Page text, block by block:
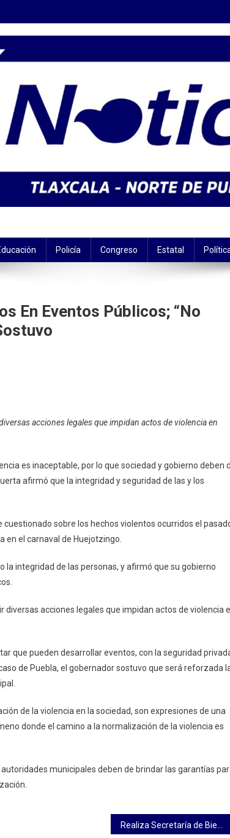
Policía Congreso Estatal
En Eventos Públicos; “no
acciones legales que impidan actos de violencia en
es inaceptable, por lo que sociedad y gobierno deben
afirmó que la integridad y seguridad de las y los
sobre los hechos violentos ocurridos el
en el carnaval de Huejotzingo.
la integridad de las personas, y afirmó que su gobierno
acciones legales que impidan actos de violencia
que pueden desarrollar eventos, con la seguridad
de Puebla, el gobernador sostuvo que será reforzada
de la violencia en la sociedad, son expresiones de una
donde el camino a la normalización de la violencia es
municipales deben de brindar las garantías
Realiza Secretaría de Bienestar la dispersión de pensiones y programas vía tarjeta bancaria